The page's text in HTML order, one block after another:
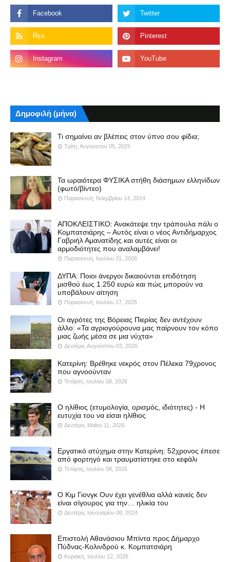
Δημοφιλή (μήνα)
Τι σημαίνει αν βλέπεις στον ύπνο σου φίδια;
Τρίτη, Αυγούστου 05, 2025
Τα ωραιότερα ΦΥΣΙΚΑ στήθη διάσημων ελληνίδων
(φωτό/βίντεο)
Παρασκευή, Νοεμβρίου 14, 2014
ΑΠΟΚΛΕΙΣΤΙΚΟ: Ανακάτεψε την τράπουλα πάλι ο
Κομπατσιάρης – Αυτός είναι ο νέος Αντιδήμαρχος
Γαβριήλ Αμανατίδης και αυτές είναι οι
αρμοδιότητες που αναλαμβάνει!
Παρασκευή, Ιουλίου 31, 2026
ΔΥΠΑ: Ποιοι άνεργοι δικαιούνται επιδότηση
μισθού έως 1.250 ευρώ και πώς μπορούν να
υποβάλουν αίτηση
Παρασκευή, Ιουλίου 17, 2026
Οι αγρότες της Βόρειας Πιερίας δεν αντέχουν
άλλο: «Τα αγριογούρουνα μας παίρνουν τον κόπο
μιας ζωής μέσα σε μια νύχτα»
Δευτέρα, Αυγούστου 03, 2026
Κατερίνη: Βρέθηκε νεκρός στον Πέλεκα 79χρονος
που αγνοούνταν
Τετάρτη, Ιουλίου 08, 2026
Ο ηλίθιος (ετυμολογία, ορισμός, ιδιότητες) - Η
ευτυχία του να είσαι ηλίθιος
Δευτέρα, Μαΐου 11, 2026
Εργατικό ατύχημα στην Κατερίνη: 52χρονος έπεσε
από φορτηγό και τραυματίστηκε στο κεφάλι
Τετάρτη, Ιουλίου 08, 2026
Ο Κιμ Γιονγκ Ουν έχει γενέθλια αλλά κανείς δεν
είναι σίγουρος για την… ηλικία του
Δευτέρα, Ιανουαρίου 08, 2024
Επιστολή Αθανάσιου Μπίντα προς Δήμαρχο
Πύδνας-Κολινδρού κ. Κομπατσιάρη
Κυριακή, Ιουλίου 12, 2026